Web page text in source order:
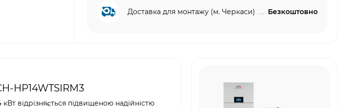
Доставка для монтажу (м. Черкаси) Безкоштовно
HP14WTSIRM3
відрізняється підвищеною надійністю